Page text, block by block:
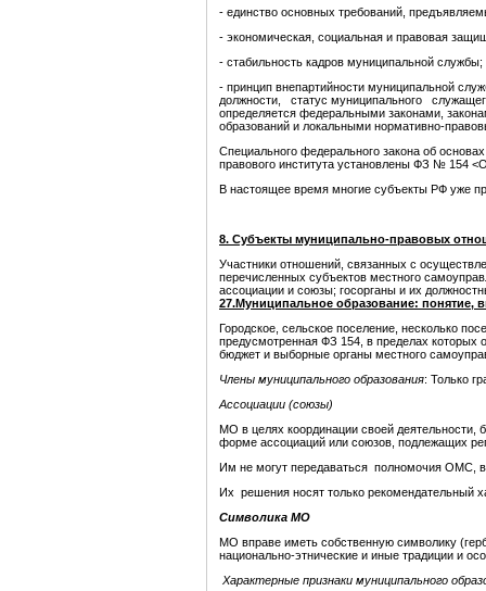
- единство основных требований,
- экономическая, социальная и правовая
- стабильность кадров муниципальной службы;
- принцип внепартийности муниципальной
должности, статус муниципального
определяется федеральными законами,
образований и локальными нормативно-
Специального федерального закона об
правового института установлены ФЗ № 154
В настоящее время многие субъекты РФ уже
8. Субъекты муниципально-правовых
Участники отношений, связанных с
перечисленных субъектов местного
ассоциации и союзы; госорганы и их
27.Муниципальное образование: понятие,
Городское, сельское поселение, несколько
предусмотренная ФЗ 154, в пределах которых
бюджет и выборные органы местного
Члены муниципального образования: Только
Ассоциации (союзы)
МО в целях координации своей деятельности,
форме ассоциаций или союзов, подлежащих
Им не могут передаваться полномочия ОМС,
Их решения носят только рекомендательный
Символика МО
МО вправе иметь собственную символику
национально-этнические и иные традиции и
Характерные признаки муниципального